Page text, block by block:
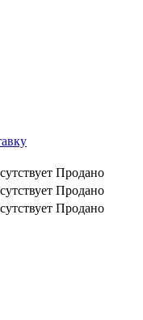
Продано
Продано
Продано